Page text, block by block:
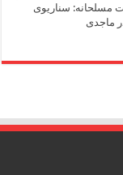
(ژوبین) ، ۲ ـ حملات مسلحانه: سناریوی
ماجدی